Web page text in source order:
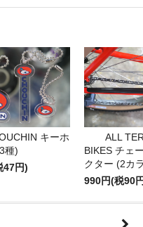
キーホ
種)
47円)
ALL
BIKES チェ
クター (2カ
990円(税90